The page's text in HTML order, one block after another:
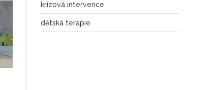
krizová intervence
dětská terapie